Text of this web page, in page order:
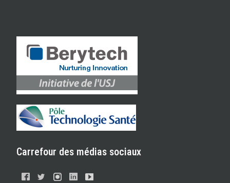
Carrefour des médias sociaux